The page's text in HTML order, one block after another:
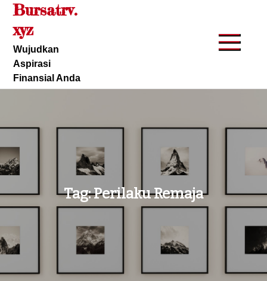
Skip
content
Bursatrv.
xyz
Wujudkan
Aspirasi
Finansial Anda
Tag:Perilaku Remaja